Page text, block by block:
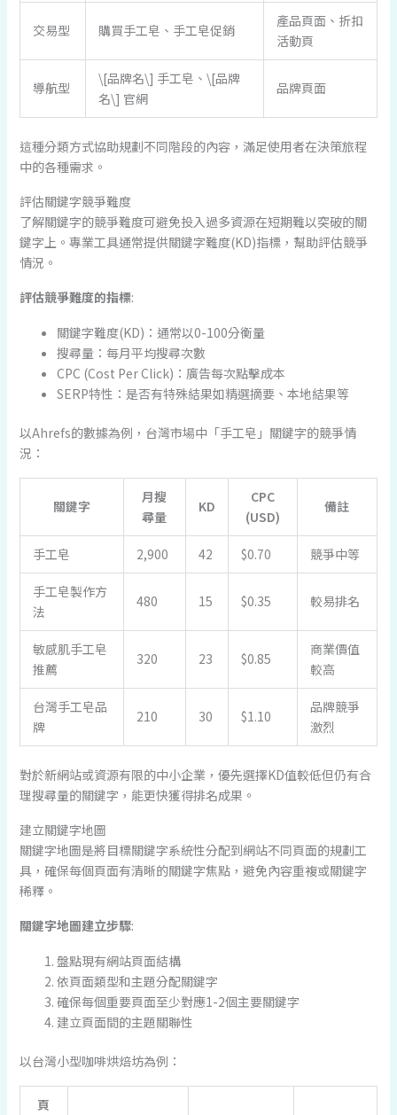
交易型 購買手工皂、手工皂促銷
產品頁面、折扣
活動頁
導航型
\[品牌名\] 手工皂、\[品牌
名\] 官網
品牌頁面
這種分類方式協助規劃不同階段的內容，滿足使用者在決策旅程
中的各種需求。
評估關鍵字競爭難度
了解關鍵字的競爭難度可避免投入過多資源在短期難以突破的關
鍵字上。專業工具通常提供關鍵字難度(KD)指標，幫助評估競爭
情況。
評估競爭難度的指標:
關鍵字難度(KD)：通常以0-100分衡量
搜尋量：每月平均搜尋次數
CPC (Cost Per Click)：廣告每次點擊成本
SERP特性：是否有特殊結果如精選摘要、本地結果等
以Ahrefs的數據為例，台灣市場中「手工皂」關鍵字的競爭情
況：
關鍵字
月搜
尋量
KD
CPC
(USD)
備註
手工皂 2,900 42 $0.70 競爭中等
手工皂製作方
法
480 15 $0.35 較易排名
敏感肌手工皂
推薦
320 23 $0.85
商業價值
較高
台灣手工皂品
牌
210 30 $1.10
品牌競爭
激烈
對於新網站或資源有限的中小企業，優先選擇KD值較低但仍有合
理搜尋量的關鍵字，能更快獲得排名成果。
建立關鍵字地圖
關鍵字地圖是將目標關鍵字系統性分配到網站不同頁面的規劃工
具，確保每個頁面有清晰的關鍵字焦點，避免內容重複或關鍵字
稀釋。
關鍵字地圖建立步驟:
盤點現有網站頁面結構
依頁面類型和主題分配關鍵字
確保每個重要頁面至少對應1-2個主要關鍵字
建立頁面間的主題關聯性
以台灣小型咖啡烘焙坊為例：
頁